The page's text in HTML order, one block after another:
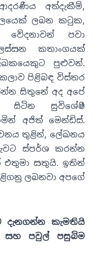
අත්දැකීම්,
ලබන කටුක,
වේදනාවන් පවා
කතාංගයක්
පුළුවන්.
පිළිබඳ විස්තර
සිතුනේ අද අපේ
සිටින සුවිශේෂී
අජිත් මෙන්ඩිස්.
තුළින්, ලේඛනය
ස්පර්ශ කරන්න
එතුමා සතුයි.ඉතින්
ලබනවා අපගේ
කැමතියි
සහ පවුල් පසුබිම